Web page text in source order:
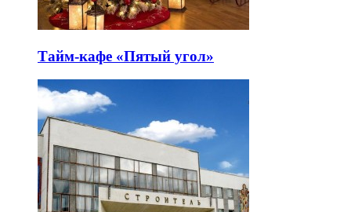
Тайм-кафе «Пятый угол»